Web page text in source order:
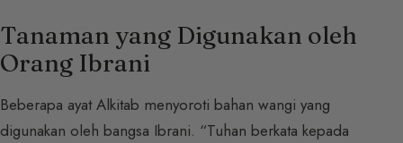
Tanaman yang Digunakan oleh
Orang Ibrani
Beberapa ayat Alkitab menyoroti bahan wangi yang
digunakan oleh bangsa Ibrani. “Tuhan berkata kepada